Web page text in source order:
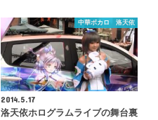
中華ボカロ 洛天依
2014.5.17
洛天依ホログラムライブの舞台裏